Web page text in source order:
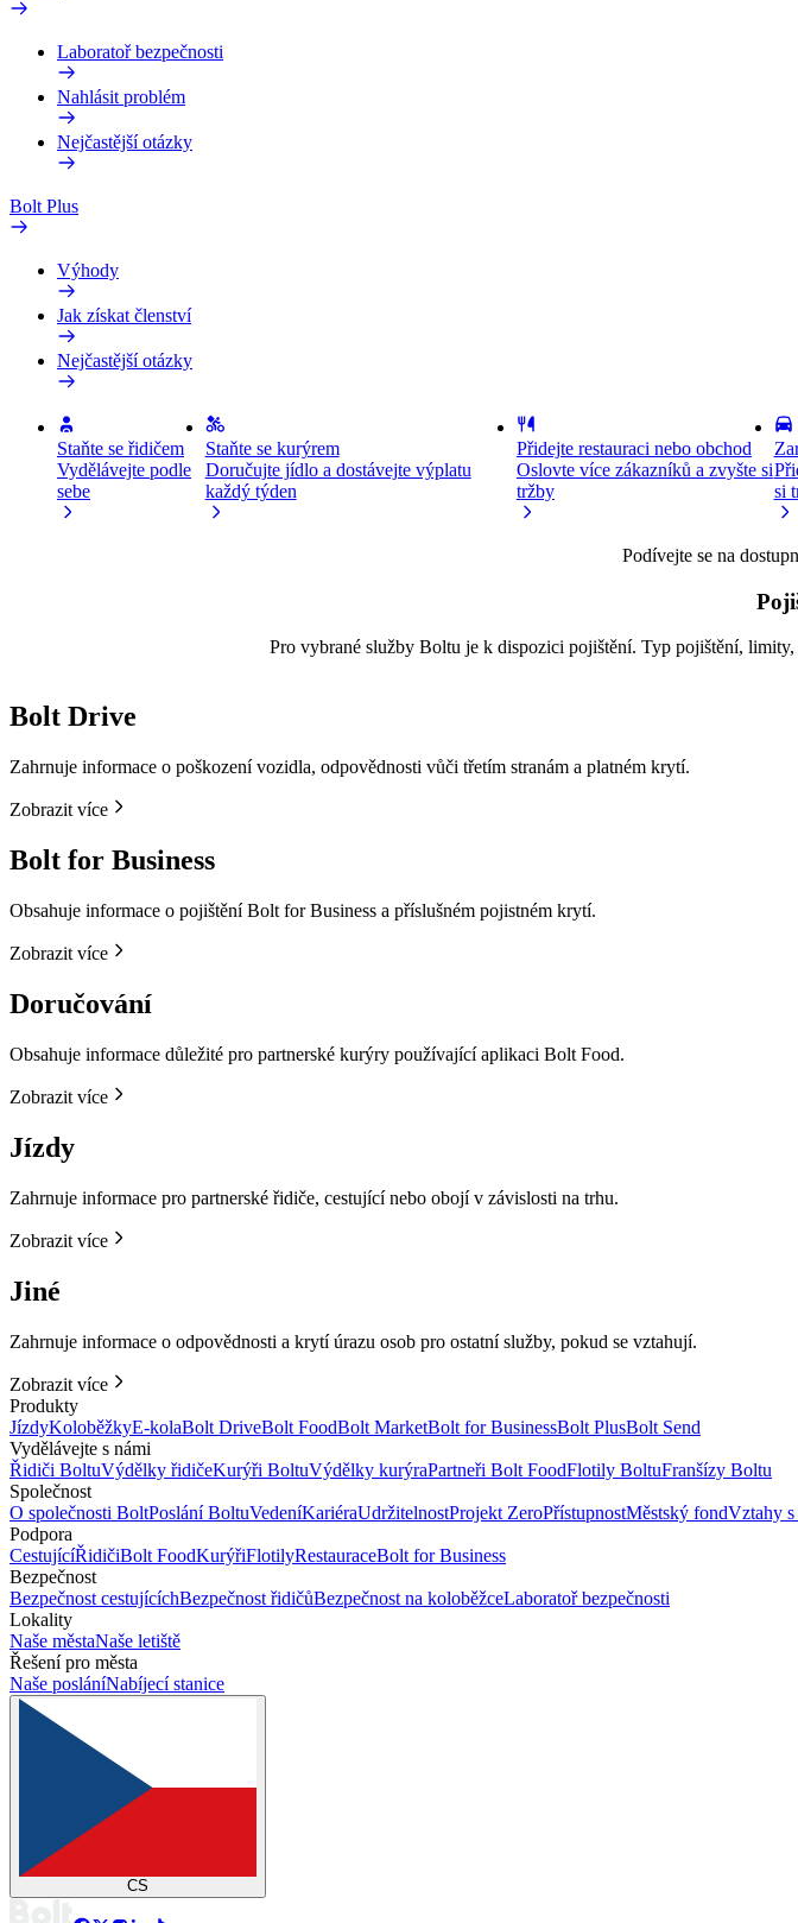
Laboratoř bezpečnosti
Nahlásit problém
Nejčastější otázky
Bolt Plus
Výhody
Jak získat členství
Nejčastější otázky
Staňte se řidičem
Vydělávejte podle
sebe
Staňte se kurýrem
Doručujte jídlo a dostávejte výplatu
každý týden
Přidejte restauraci nebo obchod
Oslovte více zákazníků a zvyšte si
tržby
si
Podívejte se na
Pro vybrané služby Boltu je k dispozici pojištění. Typ pojištění,
Bolt Drive
Zahrnuje informace o poškození vozidla, odpovědnosti vůči třetím stranám a platném krytí.
Zobrazit více
Bolt for Business
Obsahuje informace o pojištění Bolt for Business a příslušném pojistném krytí.
Zobrazit více
Doručování
Obsahuje informace důležité pro partnerské kurýry používající aplikaci Bolt Food.
Zobrazit více
Jízdy
Zahrnuje informace pro partnerské řidiče, cestující nebo obojí v závislosti na trhu.
Zobrazit více
Jiné
Zahrnuje informace o odpovědnosti a krytí úrazu osob pro ostatní služby, pokud se vztahují.
Zobrazit více
Produkty
JízdyKoloběžkyE-kolaBolt DriveBolt FoodBolt MarketBolt for BusinessBolt PlusBolt Send
Vydělávejte s námi
Řidiči BoltuVýdělky řidičeKurýři BoltuVýdělky kurýraPartneři Bolt FoodFlotily BoltuFranšízy Boltu
Společnost
O společnosti BoltPoslání BoltuVedeníKariéraUdržitelnostProjekt ZeroPřístupnostMěstský fondVztahy
Podpora
CestujícíŘidičiBolt FoodKurýřiFlotilyRestauraceBolt for Business
Bezpečnost
Bezpečnost cestujícíchBezpečnost řidičůBezpečnost na koloběžceLaboratoř bezpečnosti
Lokality
Naše městaNaše letiště
Řešení pro města
Naše posláníNabíjecí stanice
CS